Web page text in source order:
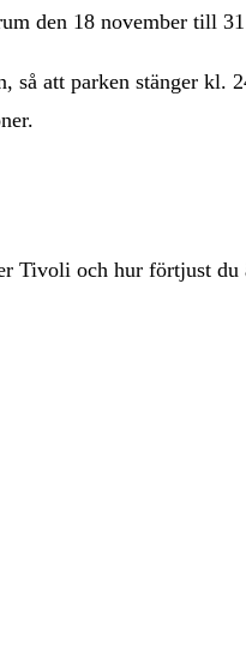
den 18 november till 31
att parken stänger kl.
och hur förtjust du